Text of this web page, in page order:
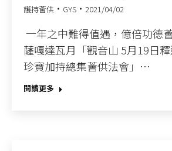
護持薈供 GYS 2021/04/02
一年之中難得值遇，億倍功
薩嘎達瓦月「觀音山 5月19日
珍寶加持總集薈供法會」…
閱讀更多